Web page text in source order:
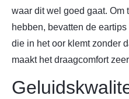
waar dit wel goed gaat. Om
hebben, bevatten de
die in het oor klemt zonder
maakt het draagcomfort